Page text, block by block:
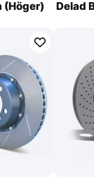
(Höger)
Delad